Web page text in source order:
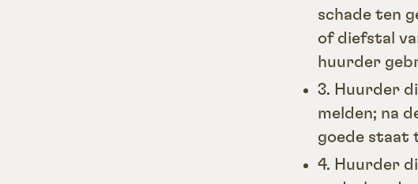
schade ten
of diefstal
huurder
3. Huurder
melden; na
goede staat
4. Huurder